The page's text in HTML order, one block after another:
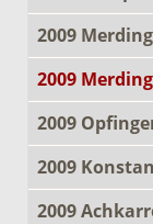
2009
2009
2009
2009
2009